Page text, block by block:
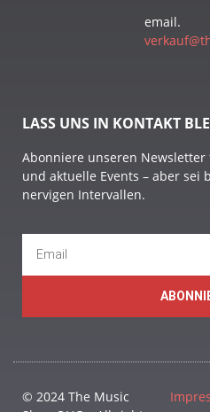
email.
LASS UNS IN KONTAKT
Abonniere unseren
und aktuelle Events – aber
nervigen Intervallen.
© 2024 The Music